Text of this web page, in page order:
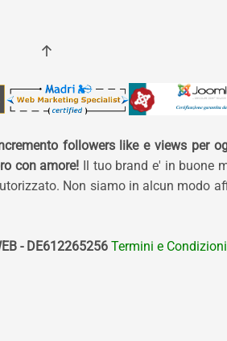
followers like e views per
con amore! Il tuo brand e' in buone
Non siamo in alcun modo
- DE612265256Termini e Condizioni